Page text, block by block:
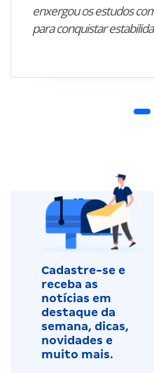
enxergou os estudos
para conquistar
Cadastre-se e
receba as
notícias em
destaque da
semana, dicas,
novidades e
muito mais.